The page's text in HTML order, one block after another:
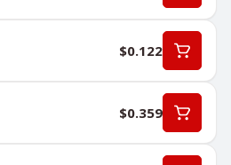
$0.122
$0.359